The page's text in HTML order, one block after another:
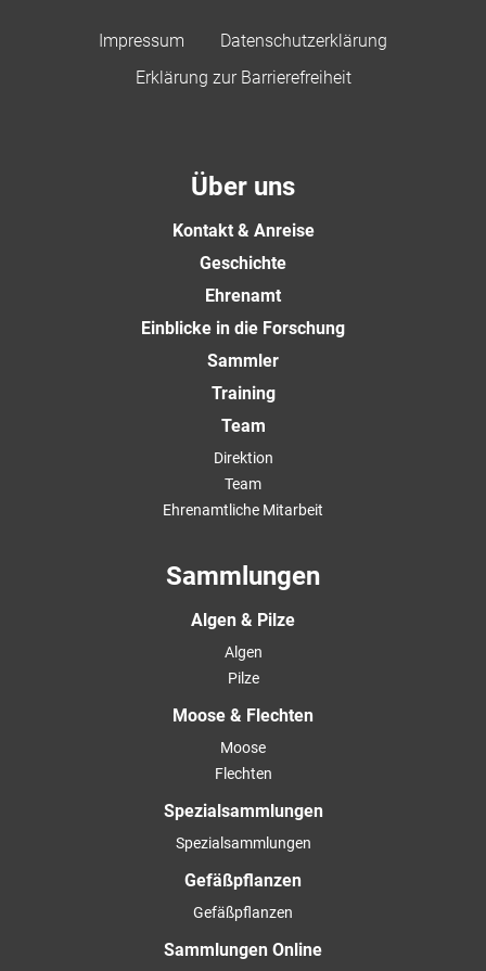
Impressum
Datenschutzerklärung
Erklärung zur Barrierefreiheit
Über uns
Kontakt & Anreise
Geschichte
Ehrenamt
Einblicke in die Forschung
Sammler
Training
Team
Direktion
Team
Ehrenamtliche Mitarbeit
Sammlungen
Algen & Pilze
Algen
Pilze
Moose & Flechten
Moose
Flechten
Spezialsammlungen
Spezialsammlungen
Gefäßpflanzen
Gefäßpflanzen
Sammlungen Online